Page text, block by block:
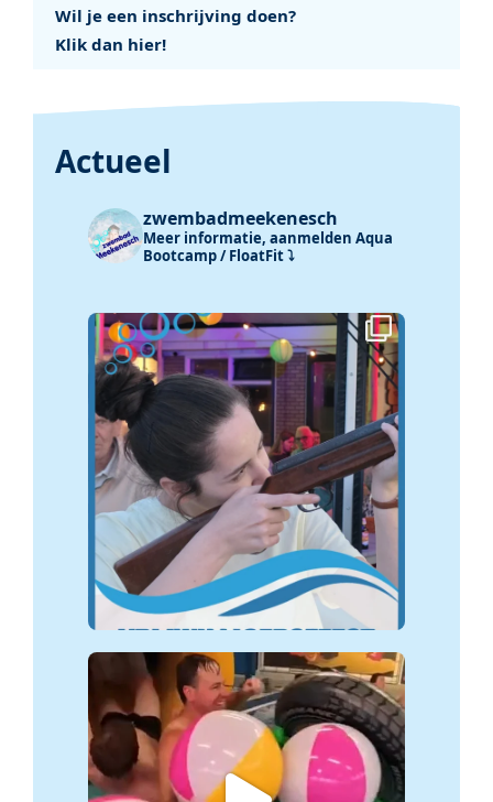
Wil je een inschrijving doen?
Klik dan hier!
Actueel
zwembadmeekenesch
Meer informatie, aanmelden Aqua
Bootcamp / FloatFit ⤵️